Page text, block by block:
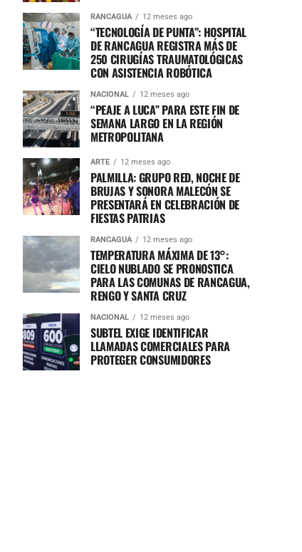
RANCAGUA 12 meses ago
“TECNOLOGÍA DE PUNTA”: HOSPITAL
DE RANCAGUA REGISTRA MÁS DE
250 CIRUGÍAS TRAUMATOLÓGICAS
CON ASISTENCIA ROBÓTICA
NACIONAL 12 meses ago
“PEAJE A LUCA” PARA ESTE FIN DE
SEMANA LARGO EN LA REGIÓN
METROPOLITANA
ARTE 12 meses ago
PALMILLA: GRUPO RED, NOCHE DE
BRUJAS Y SONORA MALECÓN SE
PRESENTARÁ EN CELEBRACIÓN DE
FIESTAS PATRIAS
RANCAGUA 12 meses ago
TEMPERATURA MÁXIMA DE 13°:
CIELO NUBLADO SE PRONOSTICA
PARA LAS COMUNAS DE RANCAGUA,
RENGO Y SANTA CRUZ
NACIONAL 12 meses ago
SUBTEL EXIGE IDENTIFICAR
LLAMADAS COMERCIALES PARA
PROTEGER CONSUMIDORES